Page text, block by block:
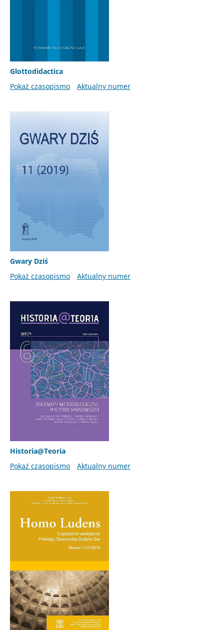
Glottodidactica
Pokaż czasopismo
Aktualny numer
Gwary Dziś
Pokaż czasopismo
Aktualny numer
Historia@Teoria
Pokaż czasopismo
Aktualny numer